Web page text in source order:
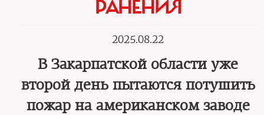
РАНЕНИЯ
2025.08.22
В Закарпатской области уже
второй день пытаются потушить
пожар на американском заводе